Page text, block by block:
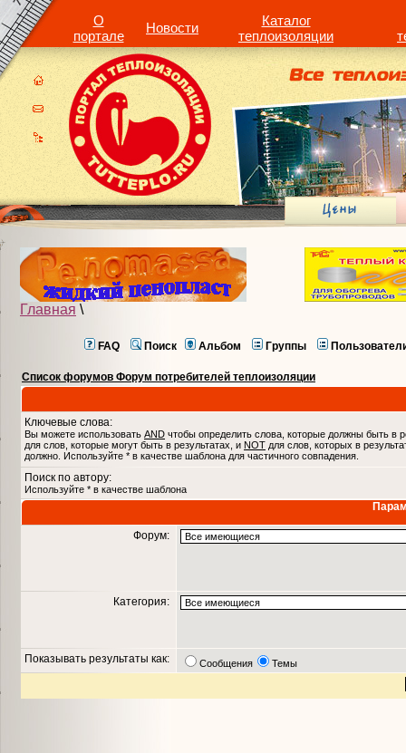
О
портале
Новости
Каталог
теплоизоляции
Главная \
FAQ Поиск Альбом Группы
Список форумов Форум потребителей теплоизоляции
Ключевые слова:
Вы можете использовать AND чтобы определить слова, которые должны быть в
для слов, которые могут быть в результатах, и NOT для слов, которых в
должно. Используйте * в качестве шаблона для частичного совпадения.
Поиск по автору:
Используйте * в качестве шаблона
Форум:
Категория:
Показывать результаты как: Сообщения Темы